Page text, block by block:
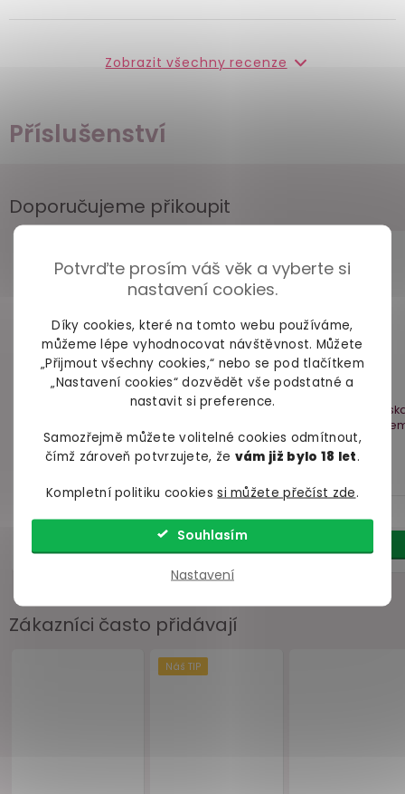
Potvrďte prosím váš věk a vyberte si
nastavení cookies.
Díky cookies, které na tomto webu používáme,
můžeme lépe vyhodnocovat návštěvnost. Můžete
„Přijmout všechny cookies,“ nebo se pod tlačítkem
„Nastavení cookies“ dozvědět vše podstatné a
nastavit si preference.
Samozřejmě můžete volitelné cookies odmítnout,
čímž zároveň potvrzujete, že vám již bylo 18 let.
Kompletní politiku cookiessi můžete přečíst zde.
Nastavení
Souhlasím
Příslušenství
Zobrazit všechny recenze
Doporučujeme přikoupit
Zákazníci často přidávají